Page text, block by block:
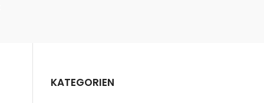
KATEGORIEN